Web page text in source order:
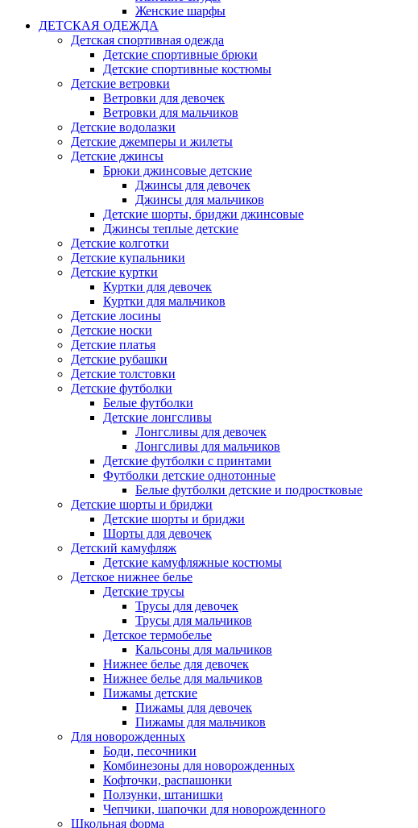
Женские шарфы
ДЕТСКАЯ ОДЕЖДА
Детская спортивная одежда
Детские спортивные брюки
Детские спортивные костюмы
Детские ветровки
Ветровки для девочек
Ветровки для мальчиков
Детские водолазки
Детские джемперы и жилеты
Детские джинсы
Брюки джинсовые детские
Джинсы для девочек
Джинсы для мальчиков
Детские шорты, бриджи джинсовые
Джинсы теплые детские
Детские колготки
Детские купальники
Детские куртки
Куртки для девочек
Куртки для мальчиков
Детские лосины
Детские носки
Детские платья
Детские рубашки
Детские толстовки
Детские футболки
Белые футболки
Детские лонгсливы
Лонгсливы для девочек
Лонгсливы для мальчиков
Детские футболки с принтами
Футболки детские однотонные
Белые футболки детские и подростковые
Детские шорты и бриджи
Детские шорты и бриджи
Шорты для девочек
Детский камуфляж
Детские камуфляжные костюмы
Детское нижнее белье
Детские трусы
Трусы для девочек
Трусы для мальчиков
Детское термобелье
Кальсоны для мальчиков
Нижнее белье для девочек
Нижнее белье для мальчиков
Пижамы детские
Пижамы для девочек
Пижамы для мальчиков
Для новорожденных
Боди, песочники
Комбинезоны для новорожденных
Кофточки, распашонки
Ползунки, штанишки
Чепчики, шапочки для новорожденного
Школьная форма